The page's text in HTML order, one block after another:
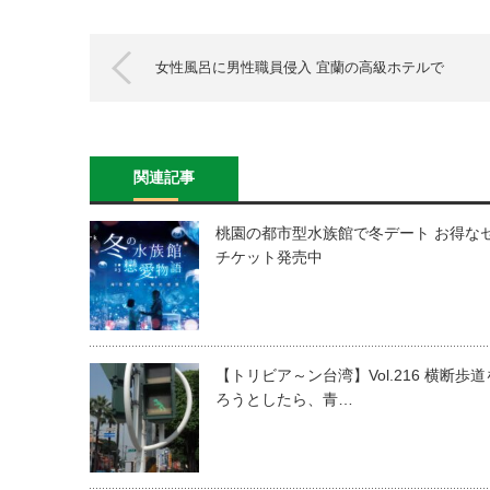
女性風呂に男性職員侵入 宜蘭の高級ホテルで
関連記事
桃園の都市型水族館で冬デート お得な
チケット発売中
【トリビア～ン台湾】Vol.216 横断歩道
ろうとしたら、青…